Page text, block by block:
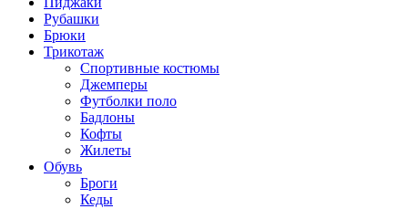
Рубашки
Брюки
Трикотаж
Спортивные костюмы
Джемперы
Футболки поло
Бадлоны
Кофты
Жилеты
Обувь
Броги
Кеды